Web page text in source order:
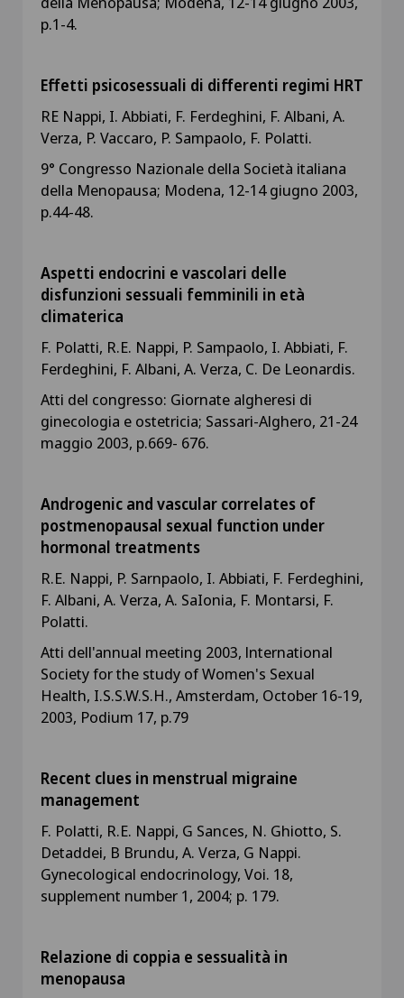
p.1-4.
Effetti psicosessuali di differenti regimi HRT
RE Nappi, I. Abbiati, F. Ferdeghini, F. Albani, A.
Verza, P. Vaccaro, P. Sampaolo, F. Polatti.
9° Congresso Nazionale della Società italiana
della Menopausa; Modena, 12-14 giugno 2003,
p.44-48.
Aspetti endocrini e vascolari delle
disfunzioni sessuali femminili in età
climaterica
F. Polatti, R.E. Nappi, P. Sampaolo, I. Abbiati, F.
Ferdeghini, F. Albani, A. Verza, C. De Leonardis.
Atti del congresso: Giornate algheresi di
ginecologia e ostetricia; Sassari-Alghero, 21-24
maggio 2003, p.669- 676.
Androgenic and vascular correlates of
postmenopausal sexual function under
hormonal treatments
R.E. Nappi, P. Sarnpaolo, I. Abbiati, F. Ferdeghini,
F. Albani, A. Verza, A. SaIonia, F. Montarsi, F.
Polatti.
Atti dell'annual meeting 2003, lnternational
Society for the study of Women's Sexual
Health, I.S.S.W.S.H., Amsterdam, October 16-19,
2003, Podium 17, p.79
Recent clues in menstrual migraine
management
F. Polatti, R.E. Nappi, G Sances, N. Ghiotto, S.
Detaddei, B Brundu, A. Verza, G Nappi.
Gynecological endocrinology, Voi. 18,
supplement number 1, 2004; p. 179.
Relazione di coppia e sessualità in
menopausa